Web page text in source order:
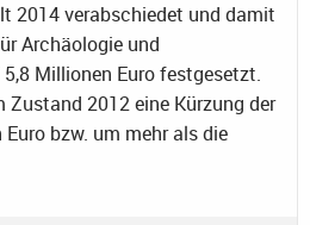
2014 verabschiedet und damit
Archäologie und
Millionen Euro festgesetzt.
Zustand 2012 eine Kürzung der
bzw. um mehr als die